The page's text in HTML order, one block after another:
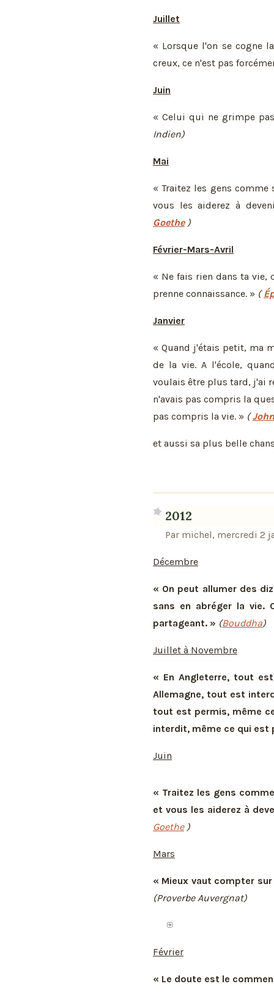
Juillet
« Lorsque l'on se cogne
creux, ce n'est pas
Juin
« Celui qui ne grimpe
Indien)
Mai
« Traitez les gens
vous les aiderez à
Goethe)
Février-Mars-Avril
« Ne fais rien dans ta
prenne connaissance. » (
Janvier
« Quand j'étais petit, ma
de la vie. A l'école,
voulais être plus tard, j'ai
n'avais pas compris la
pas compris la vie. » (
et aussi sa plus belle
2012
Par michel, mercredi 2
Décembre
« On peut allumer des
sans en abréger la vie.
partageant. » (Bouddha)
Juillet à Novembre
« En Angleterre, tout
Allemagne, tout est
tout est permis, même
interdit, même ce qui est
Juin
« Traitez les gens
et vous les aiderez à
Goethe)
Mars
« Mieux vaut compter
(Proverbe Auvergnat)
Février
« Le doute est le